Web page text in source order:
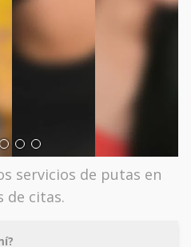
servicios de putas en
de citas.